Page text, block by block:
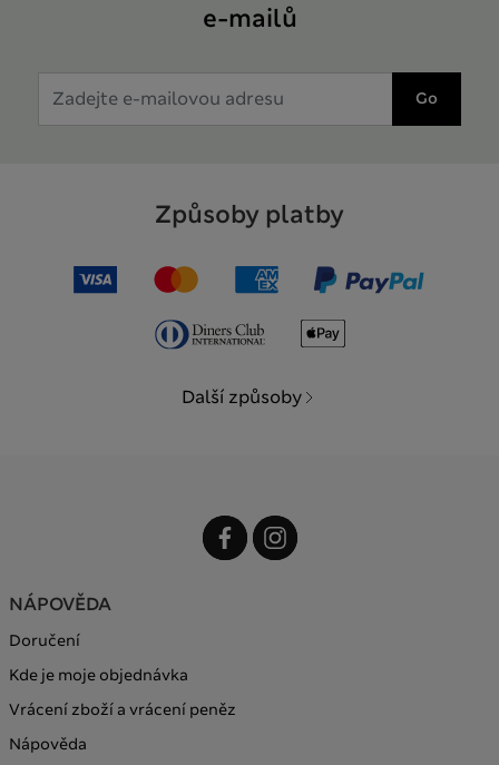
e-mailů
Go
Způsoby platby
Další způsoby
NÁPOVĚDA
Doručení
Kde je moje objednávka
Vrácení zboží a vrácení peněz
Nápověda